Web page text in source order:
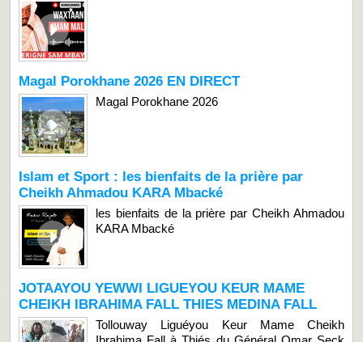
Magal Porokhane 2026 EN DIRECT
Magal Porokhane 2026
Islam et Sport : les bienfaits de la prière par
Cheikh Ahmadou KARA Mbacké
les bienfaits de la prière par Cheikh Ahmadou
KARA Mbacké
JOTAAYOU YEWWI LIGUEYOU KEUR MAME
CHEIKH IBRAHIMA FALL THIES MEDINA FALL
Tollouway Liguéyou Keur Mame Cheikh